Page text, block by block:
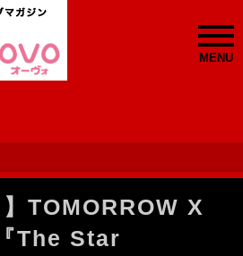
MENU
】TOMORROW X
The Star